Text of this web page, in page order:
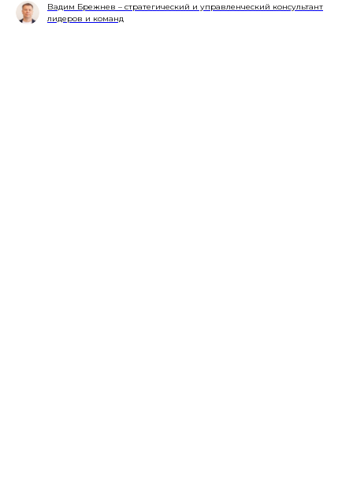
Вадим Брежнев – стратегический и управленческий консультант
лидеров и команд